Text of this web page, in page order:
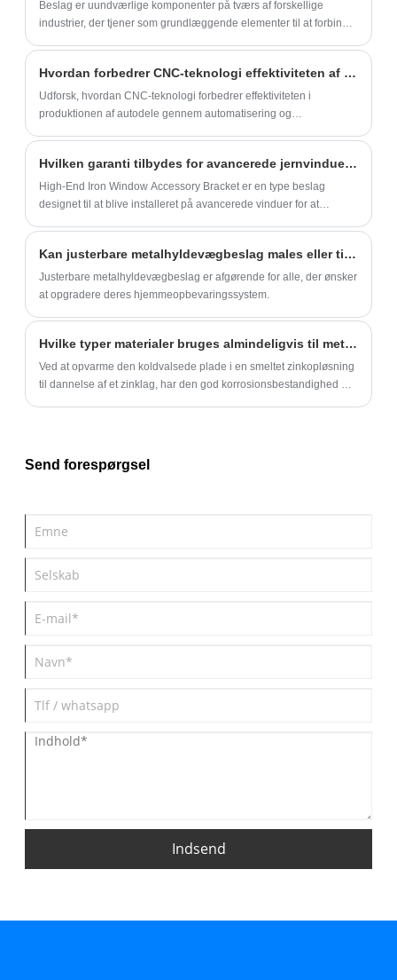
hardwaremarked?
Beslag er uundværlige komponenter på tværs af forskellige
industrier, der tjener som grundlæggende elementer til at forbinde,
Hvordan forbedrer CNC-teknologi effektiviteten af ​​produktion af autodele?
Udforsk, hvordan CNC-teknologi forbedrer effektiviteten i
produktionen af ​​autodele gennem automatisering og
Hvilken garanti tilbydes for avancerede jernvinduestilbehørsbeslag?
High-End Iron Window Accessory Bracket er en type beslag
designet til at blive installeret på avancerede vinduer for at
Kan justerbare metalhyldevægbeslag males eller tilpasses?
Justerbare metalhyldevægbeslag er afgørende for alle, der ønsker
at opgradere deres hjemmeopbevaringssystem.
Hvilke typer materialer bruges almindeligvis til metalpladedele?
Ved at opvarme den koldvalsede plade i en smeltet zinkopløsning
til dannelse af et zinklag, har den god korrosionsbestandighed og
Send forespørgsel
Indsend